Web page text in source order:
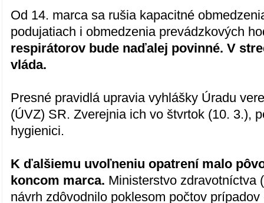
Od 14. marca sa rušia kapacitné
podujatiach i obmedzenia prevádzkových
respirátorov bude naďalej povinné. V
vláda.
Presné pravidlá upravia vyhlášky Úradu
(ÚVZ) SR. Zverejnia ich vo štvrtok (10. 3.),
hygienici.
K ďalšiemu uvoľneniu opatrení malo
koncom marca. Ministerstvo zdravotníctva
návrh zdôvodnilo poklesom počtov